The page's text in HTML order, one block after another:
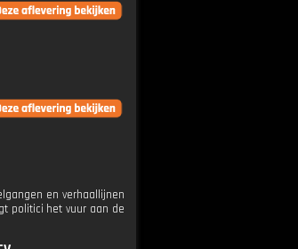
en verhaallijnen
politici het vuur aan de